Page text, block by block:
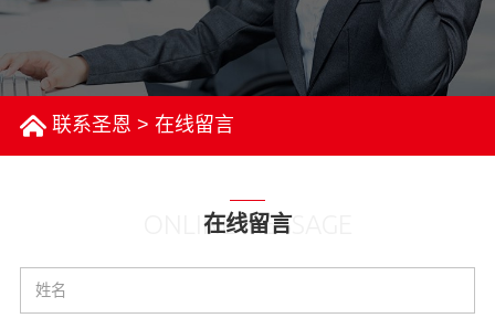
联系圣恩 > 在线留言
在线留言
ONLINE MESSAGE